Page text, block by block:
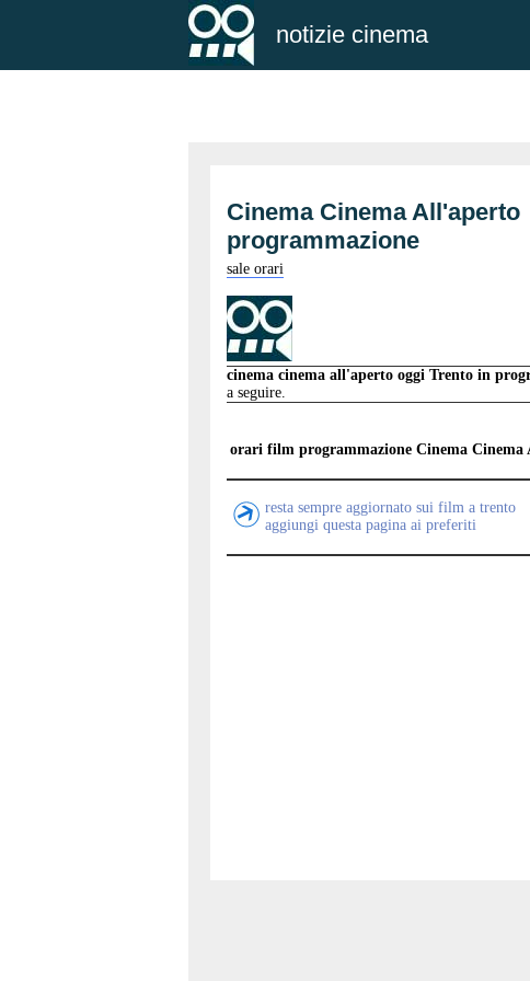
notizie cinema
Cinema Cinema All'aperto
programmazione
sale orari
cinema cinema all'aperto oggi Trento in
a seguire.
orari film programmazione Cinema
resta sempre aggiornato sui film a trento
aggiungi questa pagina ai preferiti